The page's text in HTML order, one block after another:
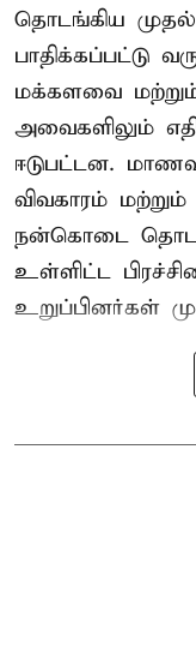
தொடங்கிய
பாதிக்கப்பட்டு
மக்களவை
அவைகளிலும்
ஈடுபட்டன.
விவகாரம்
நன்கொடை
உள்ளிட்ட
உறுப்பினர்கள்